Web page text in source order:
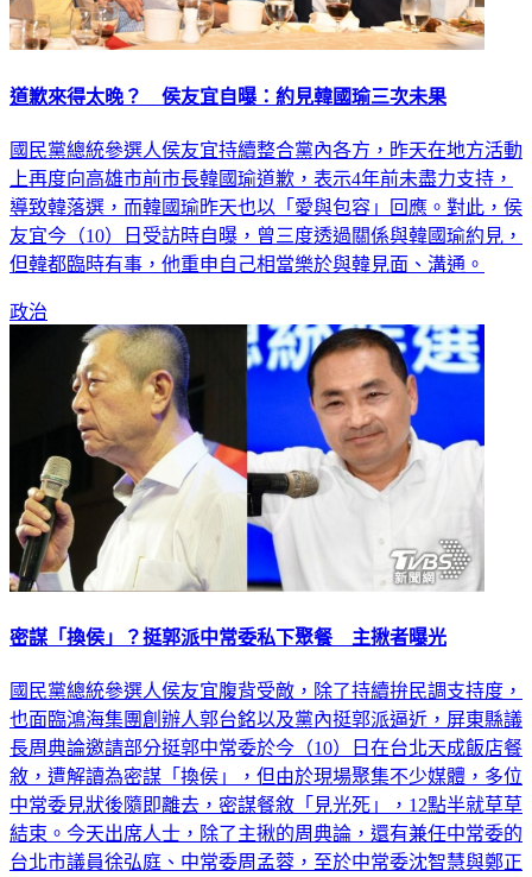
道歉來得太晚？ 侯友宜自曝：約見韓國瑜三次未果
國民黨總統參選人侯友宜持續整合黨內各方，昨天在地方活動
上再度向高雄市前市長韓國瑜道歉，表示4年前未盡力支持，
導致韓落選，而韓國瑜昨天也以「愛與包容」回應。對此，侯
友宜今（10）日受訪時自曝，曾三度透過關係與韓國瑜約見，
但韓都臨時有事，他重申自己相當樂於與韓見面、溝通。
政治
密謀「換侯」？挺郭派中常委私下聚餐 主揪者曝光
國民黨總統參選人侯友宜腹背受敵，除了持續拚民調支持度，
也面臨鴻海集團創辦人郭台銘以及黨內挺郭派逼近，屏東縣議
長周典論邀請部分挺郭中常委於今（10）日在台北天成飯店餐
敘，遭解讀為密謀「換侯」，但由於現場聚集不少媒體，多位
中常委見狀後隨即離去，密謀餐敘「見光死」，12點半就草草
結束。今天出席人士，除了主揪的周典論，還有兼任中常委的
台北市議員徐弘庭、中常委周孟蓉，至於中常委沈智慧與鄭正